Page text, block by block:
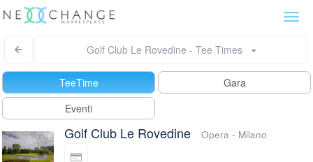
Golf Club Le Rovedine - Tee Times
TeeTime
Gara
Eventi
Golf Club Le Rovedine Opera - Milano